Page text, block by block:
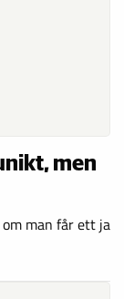
men
man får ett ja